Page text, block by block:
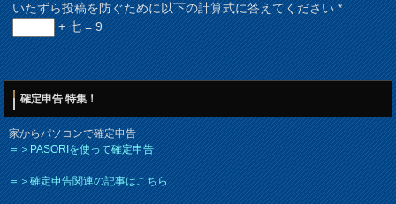
いたずら投稿を防ぐために以下の計算式に答えてください*
+ 七 = 9
確定申告 特集！
家からパソコンで確定申告
＝＞PASORIを使って確定申告
＝＞確定申告関連の記事はこちら